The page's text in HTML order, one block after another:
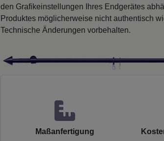
den Grafikeinstellungen Ihres Endgerätes
Produktes möglicherweise nicht authentisch
Technische Änderungen vorbehalten.
Maßanfertigung